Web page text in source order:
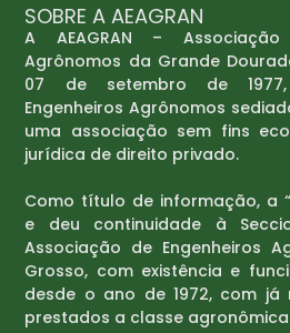
SOBRE A AEAGRAN
A AEAGRAN –
Agrônomos da Grande
07 de setembro de
Engenheiros Agrônomos
uma associação sem fins
jurídica de direito privado.
Como título de informação, a
e deu continuidade à
Associação de Engenheiros
Grosso, com existência e
desde o ano de 1972, com já
prestados a classe